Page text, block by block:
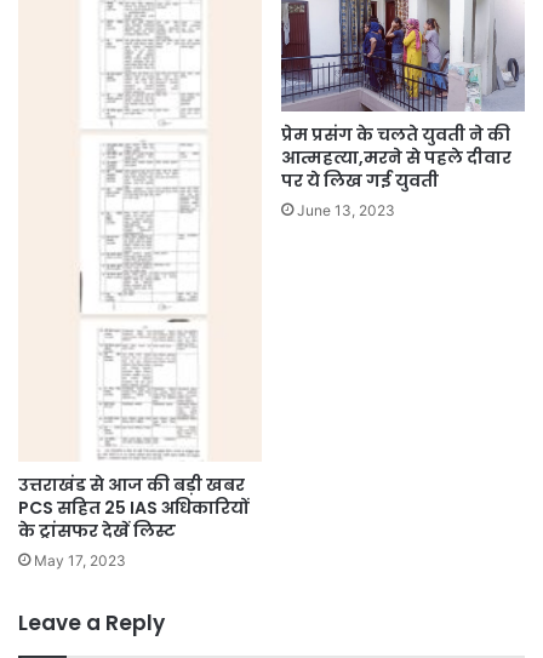
उत्तराखंड से आज की बड़ी खबर
PCS सहित 25 IAS अधिकारियों
के ट्रांसफर देखें लिस्ट
May 17, 2023
प्रेम प्रसंग के चलते युवती ने की
आत्महत्या,मरने से पहले दीवार
पर ये लिख गई युवती
June 13, 2023
Leave a Reply